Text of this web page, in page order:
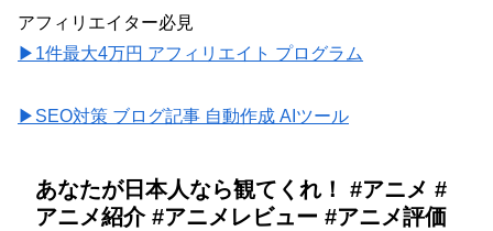
アフィリエイター必見
▶1件最大4万円 アフィリエイト プログラム
▶SEO対策 ブログ記事 自動作成 AIツール
あなたが日本人なら観てくれ！ #アニメ #
アニメ紹介 #アニメレビュー #アニメ評価